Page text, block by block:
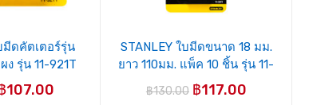
มีดคัตเตอร์รุ่น
รุ่น 11-921T
107.00
STANLEY ใบมีดขนาด 18 มม.
ยาว 110มม. แพ็ค 10 ชิ้น รุ่น 11-
301T
฿130.00 ฿117.00